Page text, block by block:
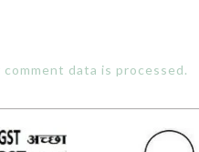
comment data is processed.